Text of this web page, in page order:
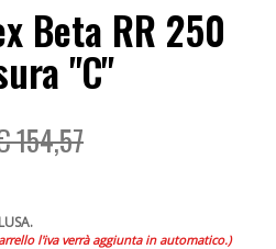
Beta RR 250
"C"
154,57
l'iva verrà aggiunta in automatico.)